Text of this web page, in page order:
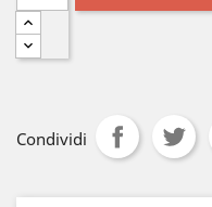
Condividi